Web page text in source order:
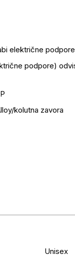
električne
podpore)
kolutna zavora
Unisex